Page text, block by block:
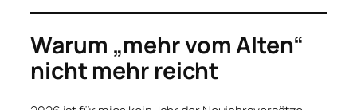
Warum „mehr vom Alten“
nicht mehr reicht